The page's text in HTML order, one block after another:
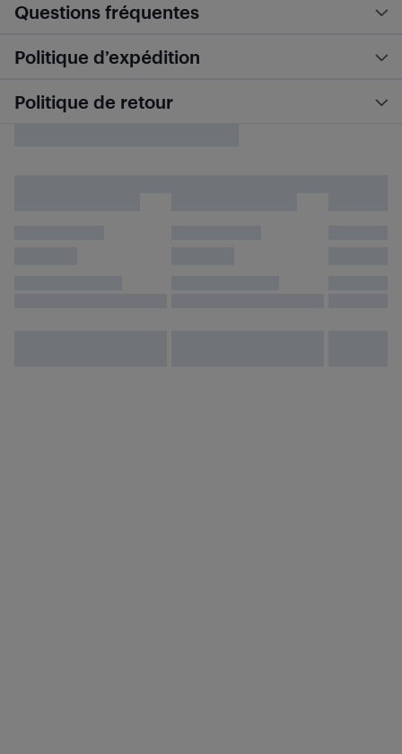
Questions fréquentes
Politique d’expédition
Politique de retour